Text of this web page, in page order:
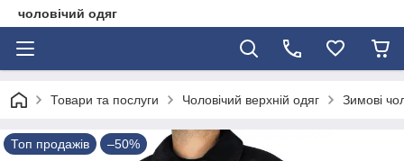
чоловічий одяг
Товари та послуги Чоловічий верхній одяг Зимові
Топ продажів –50%